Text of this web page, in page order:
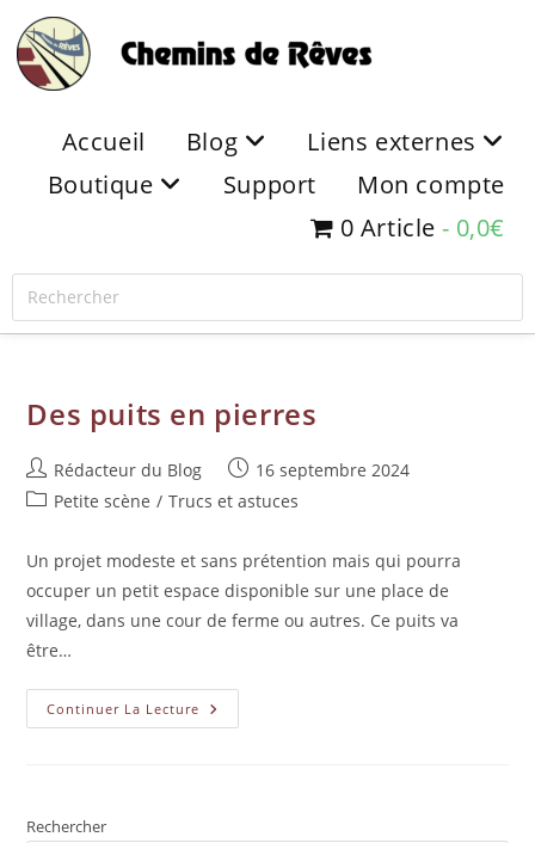
Accueil Blog
Liens externes
Boutique
Support
Mon compte
0 Article
0,0€
Des puits en pierres
Rédacteur du Blog
16 septembre 2024
Petite scène / Trucs et astuces
Un projet modeste et sans prétention mais qui pourra
occuper un petit espace disponible sur une place de
village, dans une cour de ferme ou autres. Ce puits va
être…
Continuer La Lecture
Rechercher